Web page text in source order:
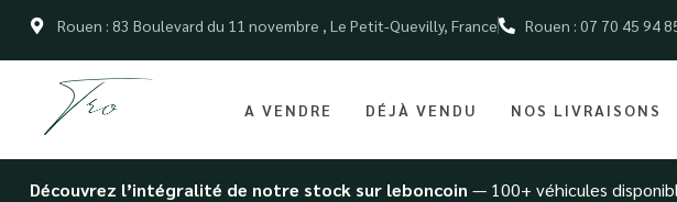
Rouen : 83 Boulevard du 11 novembre , Le Petit-Quevilly, France Rouen : 07 70 45 94
A VENDRE DÉJÀ VENDU NOS LIVRAISONS
Découvrez l’intégralité de notre stock sur leboncoin — 100+ véhicules